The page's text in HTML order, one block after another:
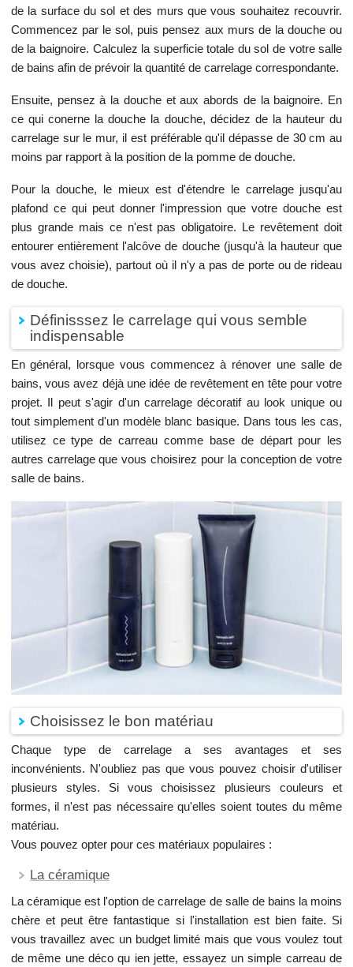
de la surface du sol et des murs que vous souhaitez recouvrir.
Commencez par le sol, puis pensez aux murs de la douche ou
de la baignoire. Calculez la superficie totale du sol de votre salle
de bains afin de prévoir la quantité de carrelage correspondante.
Ensuite, pensez à la douche et aux abords de la baignoire. En
ce qui conerne la douche la douche, décidez de la hauteur du
carrelage sur le mur, il est préférable qu'il dépasse de 30 cm au
moins par rapport à la position de la pomme de douche.
Pour la douche, le mieux est d'étendre le carrelage jusqu'au
plafond ce qui peut donner l'impression que votre douche est
plus grande mais ce n'est pas obligatoire. Le revêtement doit
entourer entièrement l'alcôve de douche (jusqu'à la hauteur que
vous avez choisie), partout où il n'y a pas de porte ou de rideau
de douche.
Définisssez le carrelage qui vous semble
indispensable
En général, lorsque vous commencez à rénover une salle de
bains, vous avez déjà une idée de revêtement en tête pour votre
projet. Il peut s'agir d'un carrelage décoratif au look unique ou
tout simplement d'un modèle blanc basique. Dans tous les cas,
utilisez ce type de carreau comme base de départ pour les
autres carrelage que vous choisirez pour la conception de votre
salle de bains.
Choisissez le bon matériau
Chaque type de carrelage a ses avantages et ses
inconvénients. N'oubliez pas que vous pouvez choisir d'utiliser
plusieurs styles. Si vous choisissez plusieurs couleurs et
formes, il n'est pas nécessaire qu'elles soient toutes du même
matériau.
Vous pouvez opter pour ces matériaux populaires :
La céramique
La céramique est l'option de carrelage de salle de bains la moins
chère et peut être fantastique si l'installation est bien faite. Si
vous travaillez avec un budget limité mais que vous voulez tout
de même une déco qu ien jette, essayez un simple carreau de